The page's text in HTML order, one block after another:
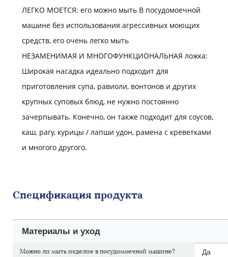
ЛЕГКО МОЕТСЯ: его можно мыть В посудомоечной
машине без использования агрессивных моющих
средств, его очень легко мыть
НЕЗАМЕНИМАЯ И МНОГОФУНКЦИОНАЛЬНАЯ ложка:
Широкая насадка идеально подходит для
приготовления супа, равиоли, вонтонов и других
крупных суповых блюд, не нужно постоянно
зачерпывать. Конечно, он также подходит для соусов,
каш, рагу, курицы / лапши удон, рамена с креветками
и многого другого.
Спецификация продукта
Материалы и уход
Можно ли мыть изделие в посудомоечной машине? Да